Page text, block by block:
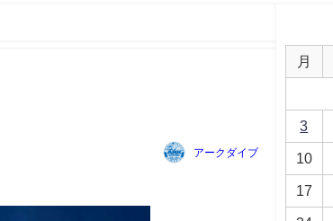
アークダイブ
月
3
10
17